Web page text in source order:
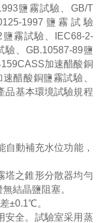
鹽霧試驗、GB/T
1997鹽霧試驗
霧試驗、IEC68-2-
驗、GB.10587-89鹽
加速醋酸銅
醋酸銅鹽霧試驗、
品基本環境試驗規程
自動補充水位功能，
塔之錐形分散器均勻
結晶鹽阻塞。
±0.1℃。
安全。試驗室采用蒸